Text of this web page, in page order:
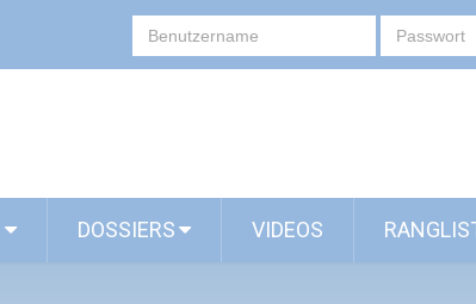
DOSSIERS VIDEOS